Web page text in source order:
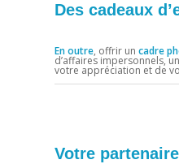
Des cadeaux
En outre, offrir un cadre
d’affaires impersonnels,
votre appréciation et de
Votre